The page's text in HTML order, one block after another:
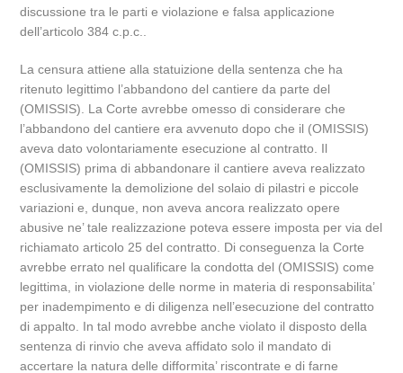
discussione tra le parti e violazione e falsa applicazione
dell’articolo 384 c.p.c..
La censura attiene alla statuizione della sentenza che ha
ritenuto legittimo l’abbandono del cantiere da parte del
(OMISSIS). La Corte avrebbe omesso di considerare che
l’abbandono del cantiere era avvenuto dopo che il (OMISSIS)
aveva dato volontariamente esecuzione al contratto. Il
(OMISSIS) prima di abbandonare il cantiere aveva realizzato
esclusivamente la demolizione del solaio di pilastri e piccole
variazioni e, dunque, non aveva ancora realizzato opere
abusive ne’ tale realizzazione poteva essere imposta per via del
richiamato articolo 25 del contratto. Di conseguenza la Corte
avrebbe errato nel qualificare la condotta del (OMISSIS) come
legittima, in violazione delle norme in materia di responsabilita’
per inadempimento e di diligenza nell’esecuzione del contratto
di appalto. In tal modo avrebbe anche violato il disposto della
sentenza di rinvio che aveva affidato solo il mandato di
accertare la natura delle difformita’ riscontrate e di farne